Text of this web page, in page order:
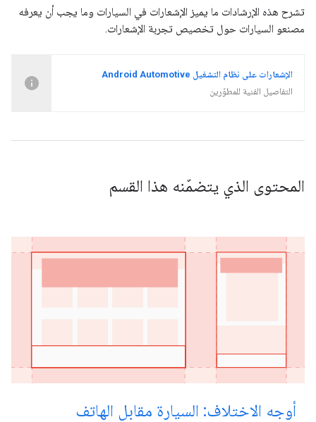
تشرح هذه الإرشادات ما يميز الإشعارات في السيارات وما يجب أن يعرفه
مصنعو السيارات حول تخصيص تجربة الإشعارات.
الإشعارات على نظام التشغيل Android Automotive
التفاصيل الفنية للمطوّرين
المحتوى الذي يتضمّنه هذا القسم
أوجه الاختلاف: السيارة مقابل الهاتف